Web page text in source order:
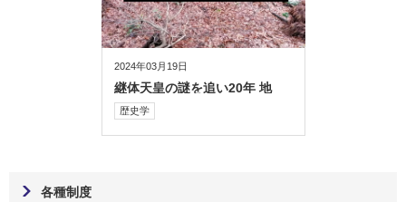
2024年03月19日
継体天皇の謎を追い20年 地
元・越前で一族の痕跡をたどる
【歴史学のしおり：堀 大介先
歴史学
各種制度